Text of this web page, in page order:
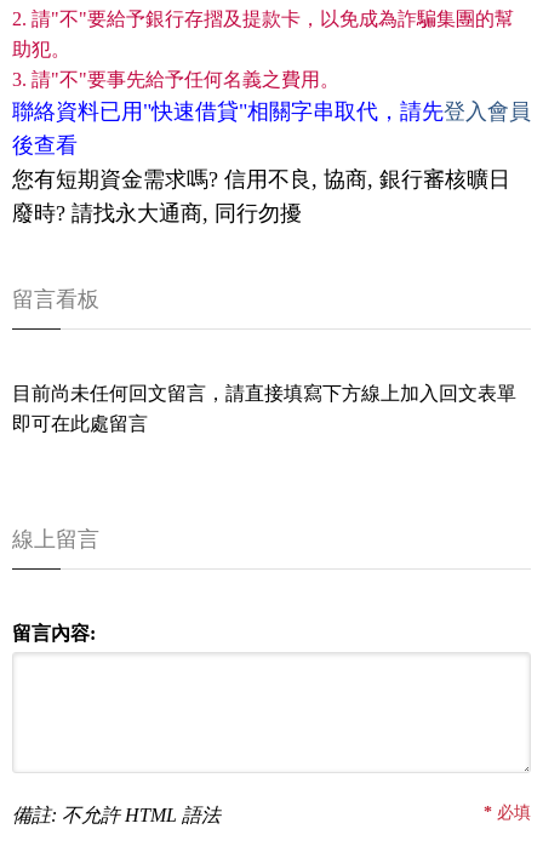
2. 請"不"要給予銀行存摺及提款卡，以免成為詐騙集團的幫
助犯。
3. 請"不"要事先給予任何名義之費用。
聯絡資料已用"快速借貸"相關字串取代，請先登入會員
後查看
您有短期資金需求嗎? 信用不良, 協商, 銀行審核曠日
廢時? 請找永大通商, 同行勿擾
留言看板
目前尚未任何回文留言，請直接填寫下方線上加入回文表單
即可在此處留言
線上留言
留言內容:
備註: 不允許 HTML 語法 * 必填